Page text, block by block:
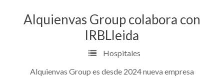
Alquienvas Group colabora con
IRBLleida
Hospitales
Alquienvas Group es desde 2024 nueva empresa